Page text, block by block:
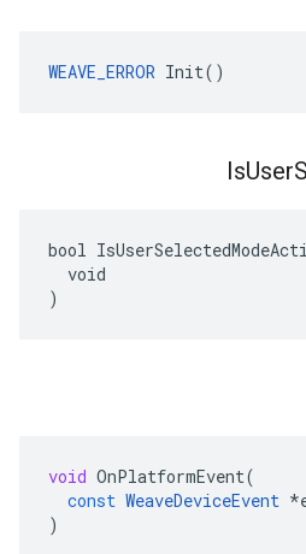
WEAVE_ERROR Init()
IsUser
bool
  void
)
void OnPlatformEvent(
const WeaveDeviceEvent *
)